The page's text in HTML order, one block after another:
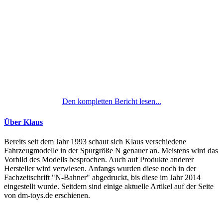
Den kompletten Bericht lesen...
Über Klaus
Bereits seit dem Jahr 1993 schaut sich Klaus verschiedene
Fahrzeugmodelle in der Spurgröße N genauer an. Meistens wird das
Vorbild des Modells besprochen. Auch auf Produkte anderer
Hersteller wird verwiesen. Anfangs wurden diese noch in der
Fachzeitschrift "N-Bahner" abgedruckt, bis diese im Jahr 2014
eingestellt wurde. Seitdem sind einige aktuelle Artikel auf der Seite
von dm-toys.de erschienen.